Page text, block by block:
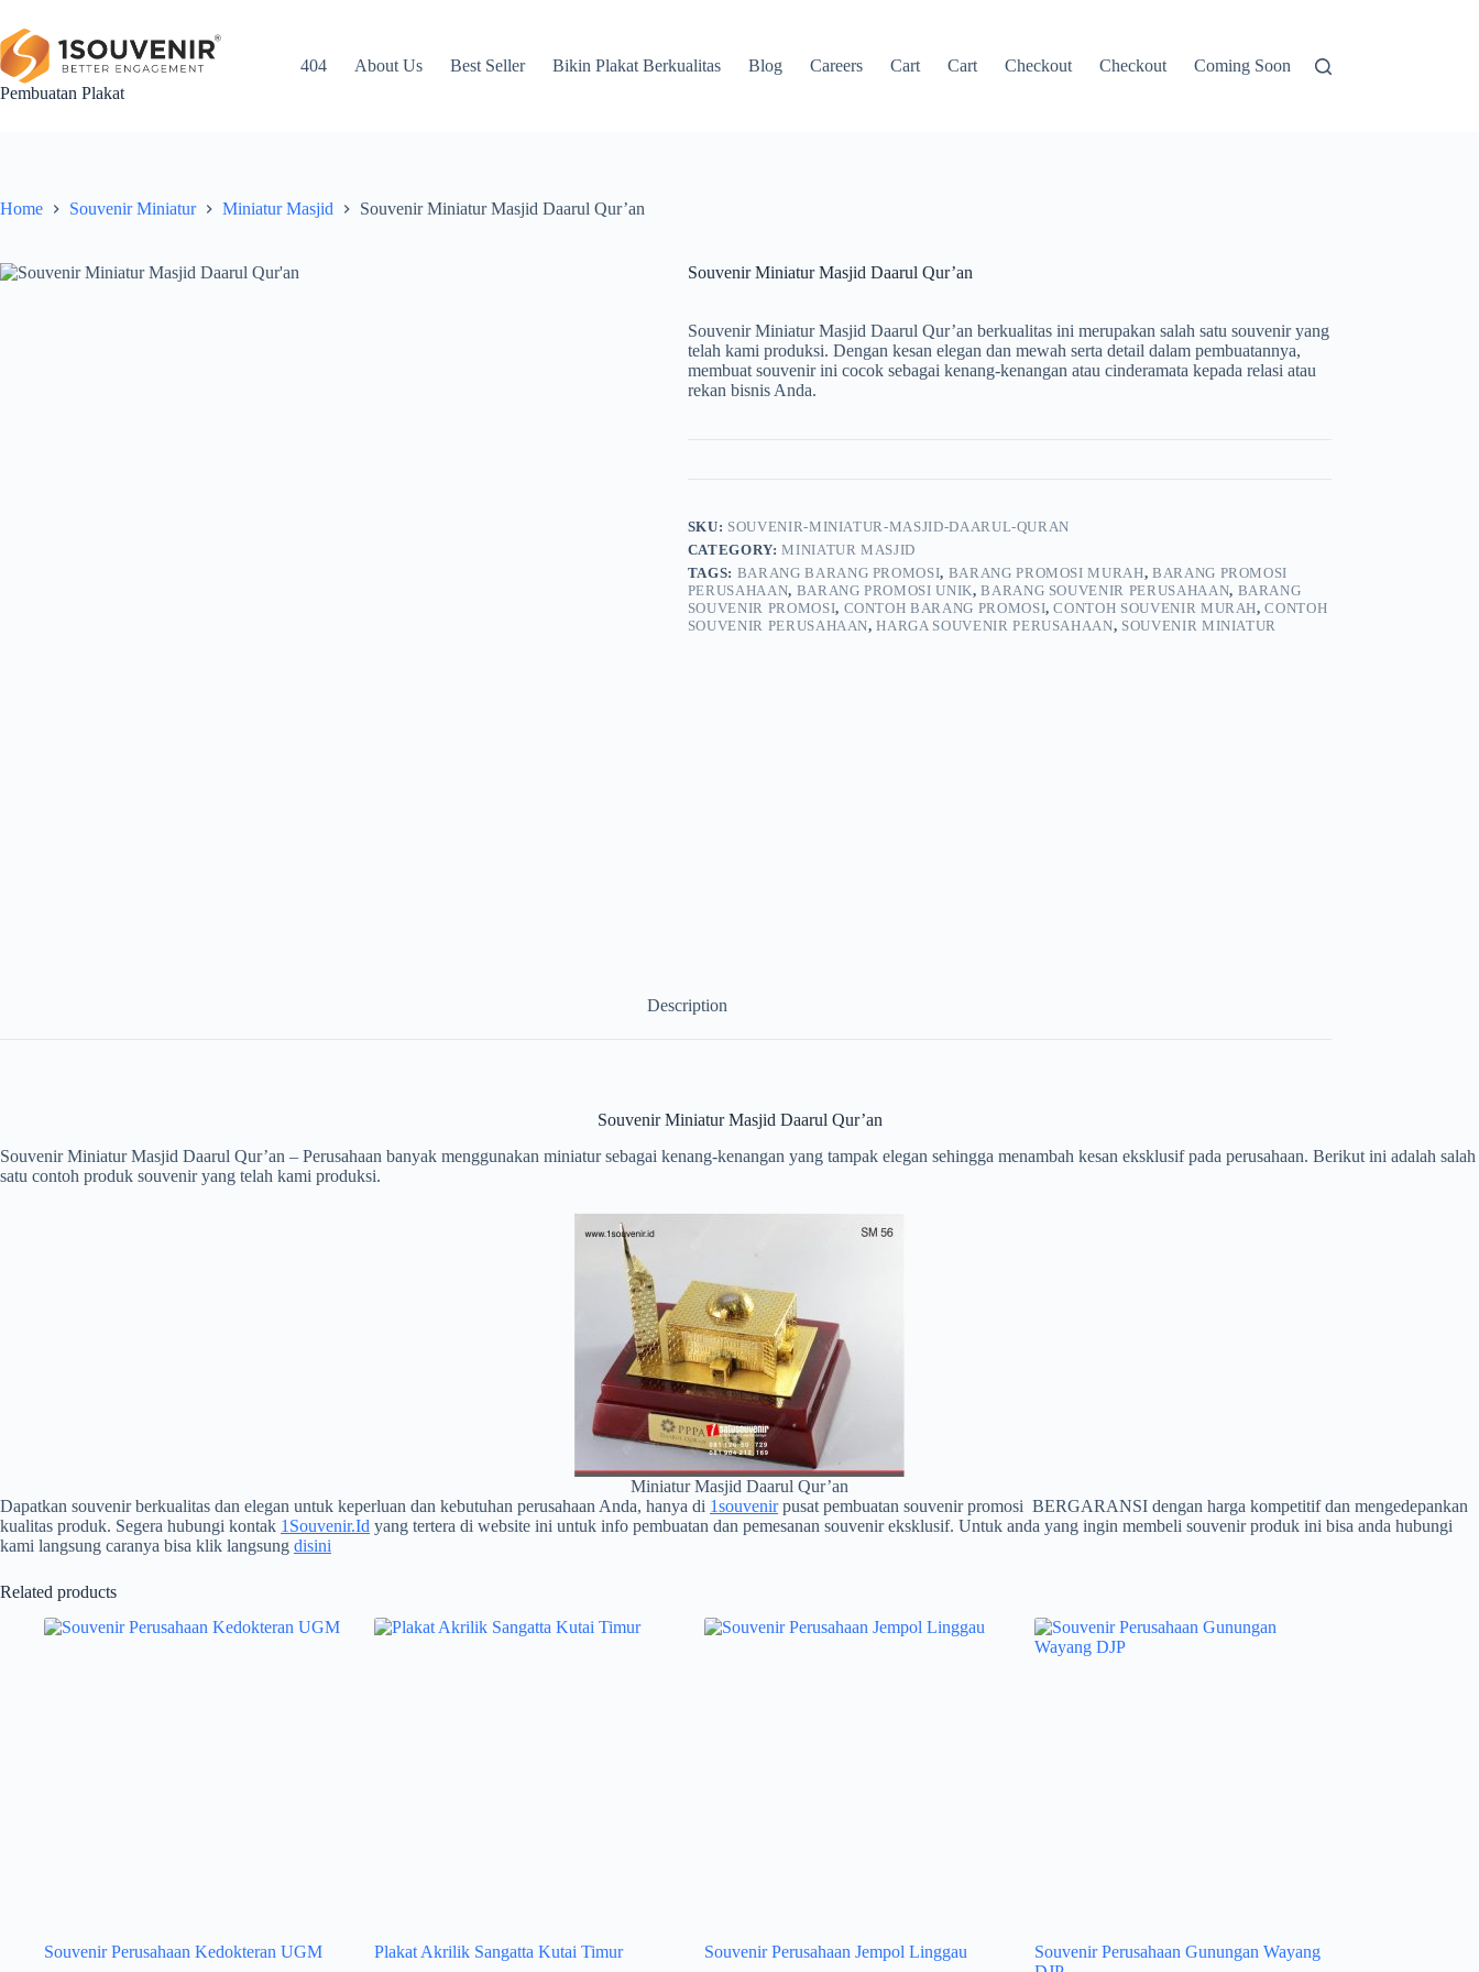
content
Pembuatan Plakat
404 About Us Best Seller Bikin Plakat Berkualitas Blog Careers Cart Cart Checkout Checkout Coming Soon Contacts
Home Souvenir Miniatur Miniatur Masjid Souvenir Miniatur Masjid Daarul Qur’an
Souvenir Miniatur Masjid Daarul Qur’an
Souvenir Miniatur Masjid Daarul Qur’an berkualitas ini merupakan salah satu souvenir yang
telah kami produksi. Dengan kesan elegan dan mewah serta detail dalam pembuatannya,
membuat souvenir ini cocok sebagai kenang-kenangan atau cinderamata kepada relasi atau
rekan bisnis Anda.
SKU: SOUVENIR-MINIATUR-MASJID-DAARUL-QURAN
CATEGORY:MINIATUR MASJID
TAGS: BARANG BARANG PROMOSI, BARANG PROMOSI MURAH, BARANG PROMOSI
PERUSAHAAN, BARANG PROMOSI UNIK,BARANG SOUVENIR PERUSAHAAN, BARANG
SOUVENIR PROMOSI, CONTOH BARANG PROMOSI,CONTOH SOUVENIR MURAH,CONTOH
SOUVENIR PERUSAHAAN,HARGA SOUVENIR PERUSAHAAN, SOUVENIR MINIATUR
Description
Souvenir Miniatur Masjid Daarul Qur’an
Souvenir Miniatur Masjid Daarul Qur’an – Perusahaan banyak menggunakan miniatur sebagai kenang-kenangan yang tampak elegan sehingga menambah kesan eksklusif pada perusahaan. Berikut ini adalah salah
satu contoh produk souvenir yang telah kami produksi.
Miniatur Masjid Daarul Qur’an
Dapatkan souvenir berkualitas dan elegan untuk keperluan dan kebutuhan perusahaan Anda, hanya di 1souvenirpusat pembuatan souvenir promosi BERGARANSI dengan harga kompetitif dan mengedepankan
kualitas produk. Segera hubungi kontak 1Souvenir.Id yang tertera di website ini untuk info pembuatan dan pemesanan souvenir eksklusif. Untuk anda yang ingin membeli souvenir produk ini bisa anda hubungi
kami langsung caranya bisa klik langsung disini
Related products
Souvenir Perusahaan Kedokteran UGM Plakat Akrilik Sangatta Kutai Timur Souvenir Perusahaan Jempol Linggau
Souvenir Perusahaan Gunungan Wayang